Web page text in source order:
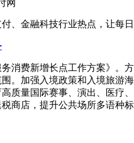
网
、金融科技行业热点，让每
消费新增长点工作方案》。
。加强入境政策和入境旅游
质量国际赛事、演出、医疗
商店，提升公共场所多语种